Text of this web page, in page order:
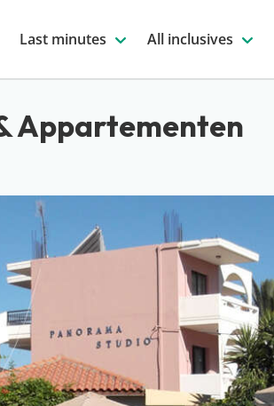
Last minutes All inclusives
Appartementen